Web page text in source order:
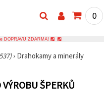
0
DOPRAVU ZDARMA!
› Drahokamy a minerály
ŠPERKŮ